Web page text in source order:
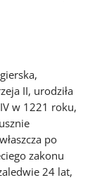
II, urodziła
w 1221 roku,
po
zakonu
24 lat,